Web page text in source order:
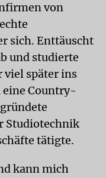
von
sich. Enttäuscht
und studierte
viel später ins
eine Country-
Studiotechnik
tätigte.
kann mich